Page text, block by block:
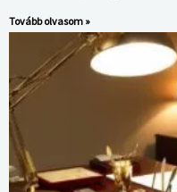
Tovább olvasom »